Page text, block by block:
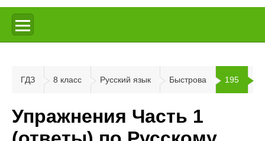
ГДЗ 8 класс Русский язык Быстрова 195
Упражнения Часть 1